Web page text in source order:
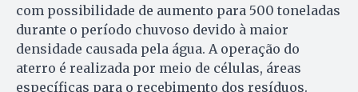
com possibilidade de aumento para 500 toneladas
durante o período chuvoso devido à maior
densidade causada pela água. A operação do
aterro é realizada por meio de células, áreas
específicas para o recebimento dos resíduos.